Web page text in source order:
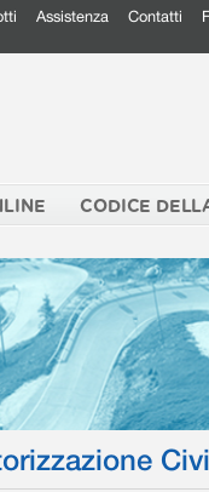
Assistenza Contatti
CODICE